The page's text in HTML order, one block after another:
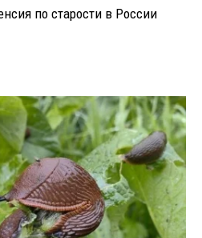
по старости в России